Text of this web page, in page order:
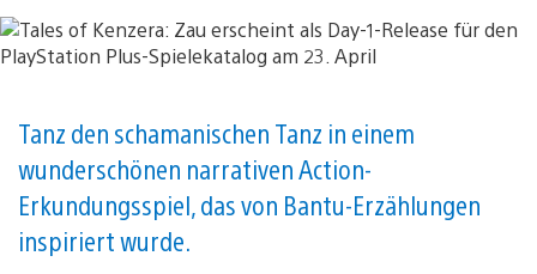
Tanz den schamanischen Tanz in einem
wunderschönen narrativen Action-
Erkundungsspiel, das von Bantu-Erzählungen
inspiriert wurde.